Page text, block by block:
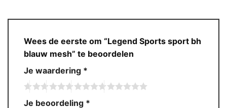
Wees de eerste om “Legend Sports sport bh
blauw mesh” te beoordelen
Je waardering *
Je beoordeling *